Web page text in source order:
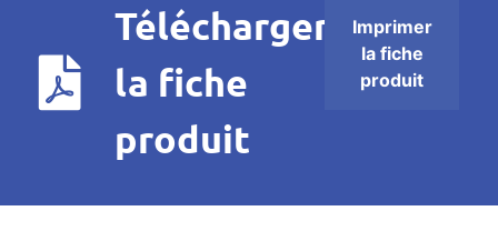
Télécharger
la fiche
produit
Imprimer
la fiche
produit